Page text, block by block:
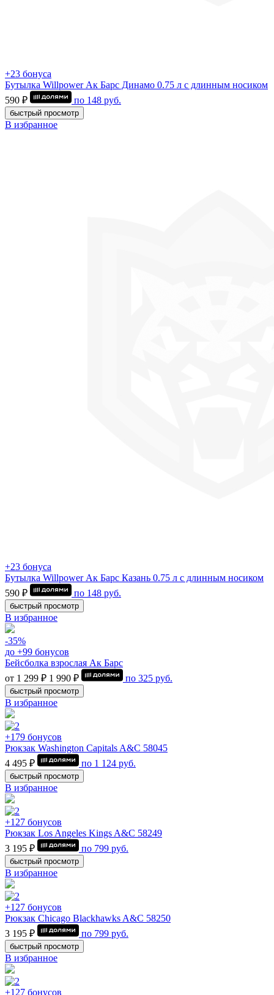
+23 бонуса
Бутылка Willpower Ак Барс Динамо 0.75 л c длинным носиком
590 ₽
по 148 руб.
быстрый просмотр
В избранное
+23 бонуса
Бутылка Willpower Ак Барс Казань 0.75 л c длинным носиком
590 ₽
по 148 руб.
быстрый просмотр
В избранное
-35%
до +99 бонусов
Бейсболка взрослая Ак Барс
от 1 299 ₽ 1 990 ₽ по 325 руб.
быстрый просмотр
В избранное
+179 бонусов
Рюкзак Washington Capitals A&C 58045
4 495 ₽
по 1 124 руб.
быстрый просмотр
В избранное
+127 бонусов
Рюкзак Los Angeles Kings A&C 58249
3 195 ₽
по 799 руб.
быстрый просмотр
В избранное
+127 бонусов
Рюкзак Chicago Blackhawks A&C 58250
3 195 ₽
по 799 руб.
быстрый просмотр
В избранное
+127 бонусов